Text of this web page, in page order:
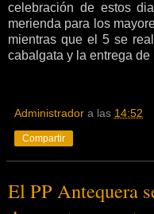
celebración de estos
merienda para los
mientras que el 5 se
cabalgata y la entrega de
Administrador a las 14:52
Compartir
El PP Antequera